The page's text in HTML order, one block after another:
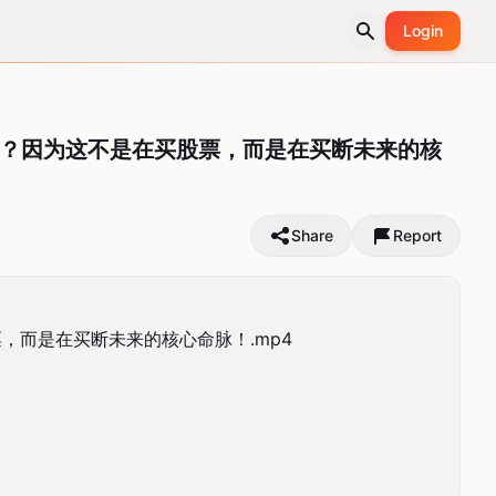
Login
因为这不是在买股票，而是在买断未来的核
Share Report
而是在买断未来的核心命脉！.mp4